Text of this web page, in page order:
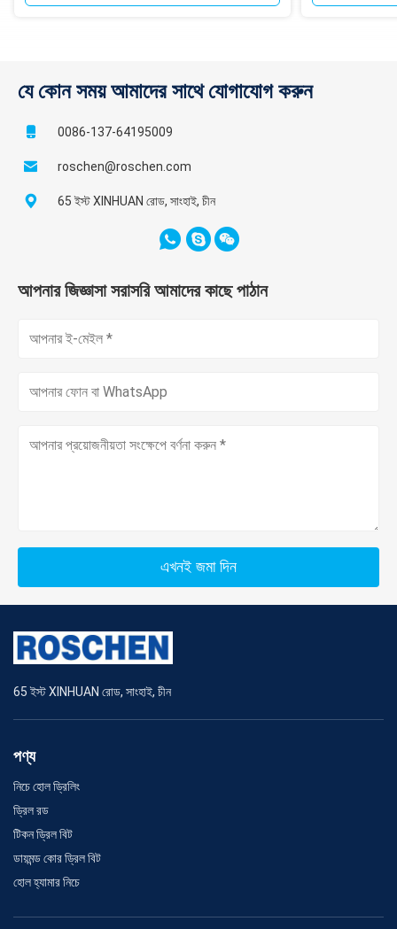
যে কোন সময় আমাদের সাথে যোগাযোগ করুন
0086-137-64195009
roschen@roschen.com
65 ইস্ট XINHUAN রোড, সাংহাই, চীন
আপনার জিজ্ঞাসা সরাসরি আমাদের কাছে পাঠান
এখনই জমা দিন
65 ইস্ট XINHUAN রোড, সাংহাই, চীন
পণ্য
নিচে হোল ড্রিলিং
ড্রিল রড
টিকন ড্রিল বিট
ডায়মন্ড কোর ড্রিল বিট
হোল হ্যামার নিচে